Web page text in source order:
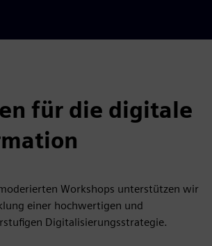
für die digitale
Workshops unterstützen wir
einer hochwertigen und
Digitalisierungsstrategie.